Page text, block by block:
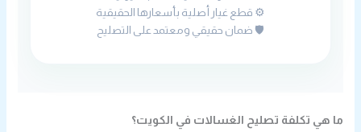
⚙️ قطع غيار أصلية بأسعارها الحقيقية
🛡️ ضمان حقيقي ومعتمد على التصليح
ما هي تكلفة تصليح الغسالات في الكويت؟